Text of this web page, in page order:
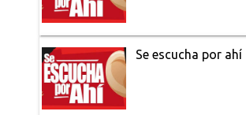
Se escucha por ahí